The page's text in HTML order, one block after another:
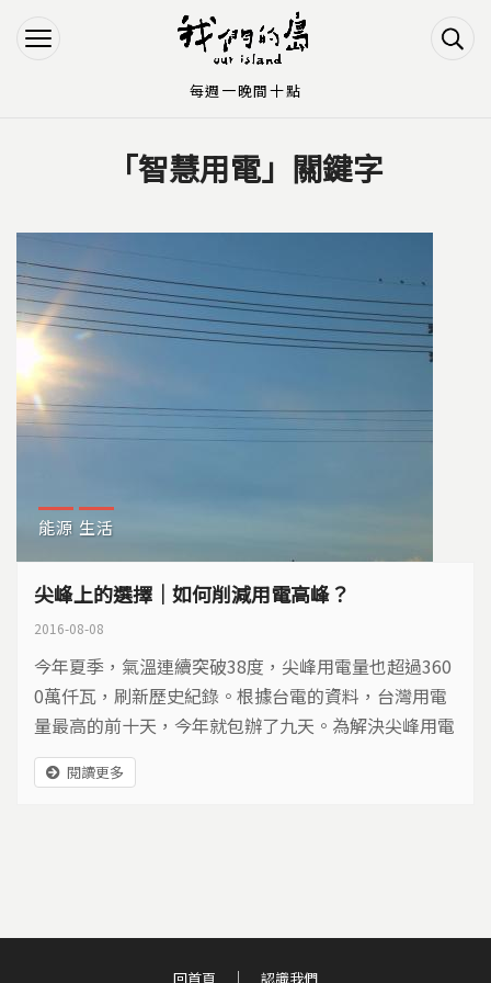
Jump to Navigation
Jump to Main content
「智慧用電」關鍵字
能源 生活
尖峰上的選擇｜如何削減用電高峰？
2016-08-08
今年夏季，氣溫連續突破38度，尖峰用電量也超過360
0萬仟瓦，刷新歷史紀錄。根據台電的資料，台灣用電
量最高的前十天，今年就包辦了九天。為解決尖峰用電
吃緊情況，六月初，政府一度計畫重啟核一廠一號機，
引起廣泛討論。為滿足尖峰用電的那一瞬間，不至於發
閱讀更多
回首頁 認識我們
每週一晚間十點